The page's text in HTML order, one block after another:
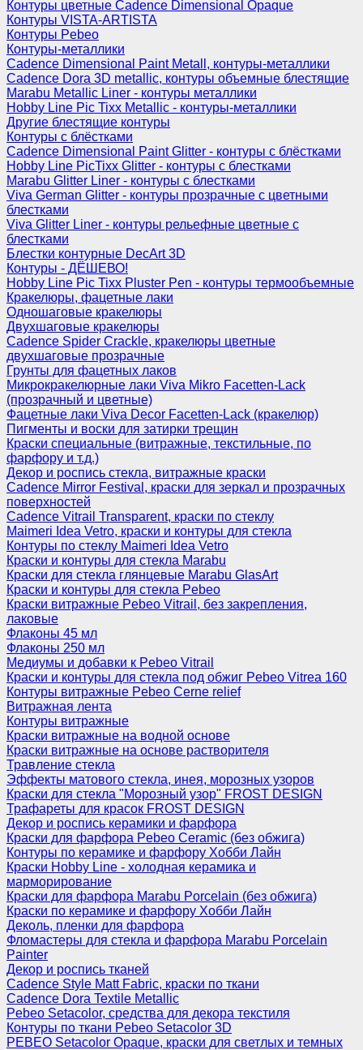
Контуры цветные Cadence Dimensional Opaque
Контуры VISTA-ARTISTA
Контуры Pebeo
Контуры-металлики
Cadence Dimensional Paint Metall, контуры-металлики
Cadence Dora 3D metallic, контуры объемные блестящие
Marabu Metallic Liner - контуры металлики
Hobby Line Pic Tixx Metallic - контуры-металлики
Другие блестящие контуры
Контуры с блёстками
Cadence Dimensional Paint Glitter - контуры с блёстками
Hobby Line PicTixx Glitter - контуры с блестками
Marabu Glitter Liner - контуры с блестками
Viva German Glitter - контуры прозрачные с цветными
блестками
Viva Glitter Liner - контуры рельефные цветные с
блестками
Блестки контурные DecArt 3D
Контуры - ДЁШЕВО!
Hobby Line Pic Tixx Pluster Pen - контуры термообъемные
Кракелюры, фацетные лаки
Одношаговые кракелюры
Двухшаговые кракелюры
Cadence Spider Crackle, кракелюры цветные
двухшаговые прозрачные
Грунты для фацетных лаков
Микрокракелюрные лаки Viva Mikro Facetten-Lack
(прозрачный и цветные)
Фацетные лаки Viva Decor Facetten-Lack (кракелюр)
Пигменты и воски для затирки трещин
Краски специальные (витражные, текстильные, по
фарфору и т.д.)
Декор и роспись стекла, витражные краски
Cadence Mirror Festival, краски для зеркал и прозрачных
поверхностей
Cadence Vitrail Transparent, краски по стеклу
Maimeri Idea Vetro, краски и контуры для стекла
Контуры по стеклу Maimeri Idea Vetro
Краски и контуры для стекла Marabu
Краски для стекла глянцевые Marabu GlasArt
Краски и контуры для стекла Pebeo
Краски витражные Pebeo Vitrail, без закрепления,
лаковые
Флаконы 45 мл
Флаконы 250 мл
Медиумы и добавки к Pebeo Vitrail
Краски и контуры для стекла под обжиг Pebeo Vitrea 160
Контуры витражные Pebeo Cerne relief
Витражная лента
Контуры витражные
Краски витражные на водной основе
Краски витражные на основе растворителя
Травление стекла
Эффекты матового стекла, инея, морозных узоров
Краски для стекла "Морозный узор" FROST DESIGN
Трафареты для красок FROST DESIGN
Декор и роспись керамики и фарфора
Краски для фарфора Pebeo Ceramic (без обжига)
Контуры по керамике и фарфору Хобби Лайн
Краски Hobby Line - холодная керамика и
марморирование
Краски для фарфора Marabu Porcelain (без обжига)
Краски по керамике и фарфору Хобби Лайн
Деколь, пленки для фарфора
Фломастеры для стекла и фарфора Marabu Porcelain
Painter
Декор и роспись тканей
Cadence Style Matt Fabric, краски по ткани
Cadence Dora Textile Metallic
Pebeo Setacolor, средства для декора текстиля
Контуры по ткани Pebeo Setacolor 3D
PEBEO Setacolor Opaque, краски для светлых и темных